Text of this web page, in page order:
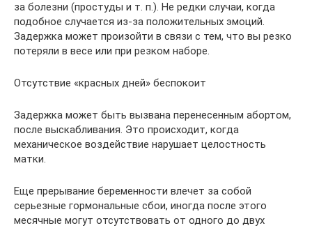
за болезни (простуды и т. п.). Не редки случаи, когда
подобное случается из-за положительных эмоций.
Задержка может произойти в связи с тем, что вы резко
потеряли в весе или при резком наборе.
Отсутствие «красных дней» беспокоит
Задержка может быть вызвана перенесенным абортом,
после выскабливания. Это происходит, когда
механическое воздействие нарушает целостность
матки.
Еще прерывание беременности влечет за собой
серьезные гормональные сбои, иногда после этого
месячные могут отсутствовать от одного до двух